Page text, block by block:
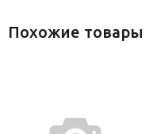
Похожие товары